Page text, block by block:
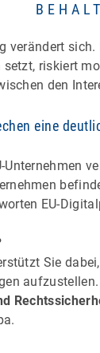
verändert
riskiert
den
eine
Unternehmen
EU-
Sie